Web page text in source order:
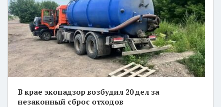
В крае эконадзор возбудил 20 дел за
незаконный сброс отходов